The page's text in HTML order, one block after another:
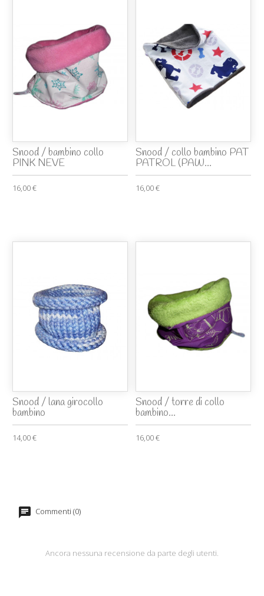
Snood / bambino collo
PINK NEVE
16,00 €
Snood / collo bambino PAT
PATROL (PAW...
16,00 €
Snood / lana girocollo
bambino
14,00 €
Snood / torre di collo
bambino...
16,00 €
Commenti (0)
Ancora nessuna recensione da parte degli utenti.